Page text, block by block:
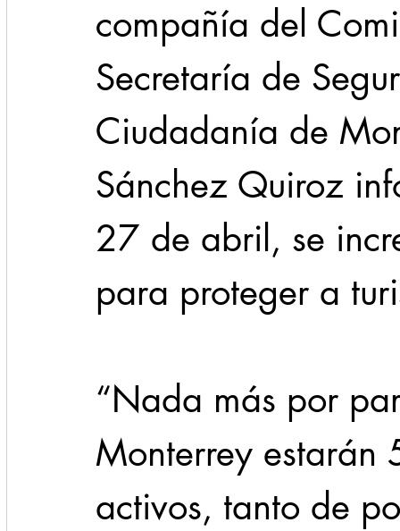
compañía del
Secretaría de
Ciudadanía de
Sánchez Quiroz
27 de abril, se
para proteger a
“Nada más por
Monterrey
activos, tanto de